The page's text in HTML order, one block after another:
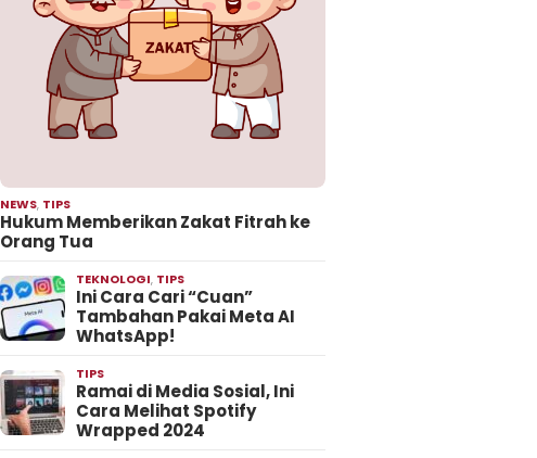
NEWS, TIPS
Hukum Memberikan Zakat Fitrah ke
Orang Tua
TEKNOLOGI, TIPS
Ini Cara Cari “Cuan”
Tambahan Pakai Meta AI
WhatsApp!
TIPS
Ramai di Media Sosial, Ini
Cara Melihat Spotify
Wrapped 2024